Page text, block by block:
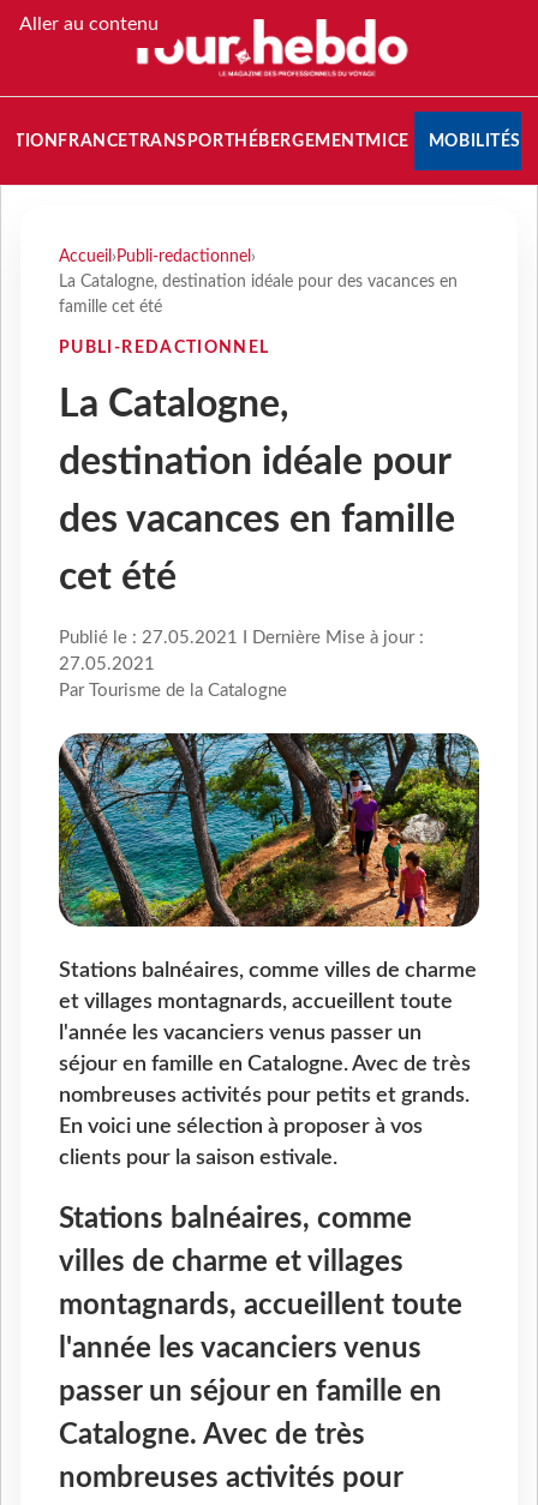
Aller au contenu
FRANCETRANSPORT HÉBERGEMENTMICE MOBILITÉS
Accueil › Publi-redactionnel ›
La Catalogne, destination idéale pour des vacances en
famille cet été
PUBLI-REDACTIONNEL
La Catalogne,
destination idéale pour
des vacances en famille
cet été
Publié le : 27.05.2021 I Dernière Mise à jour :
27.05.2021
Par Tourisme de la Catalogne
Stations balnéaires, comme villes de charme
et villages montagnards, accueillent toute
l'année les vacanciers venus passer un
séjour en famille en Catalogne. Avec de très
nombreuses activités pour petits et grands.
En voici une sélection à proposer à vos
clients pour la saison estivale.
Stations balnéaires, comme
villes de charme et villages
montagnards, accueillent toute
l'année les vacanciers venus
passer un séjour en famille en
Catalogne. Avec de très
nombreuses activités pour